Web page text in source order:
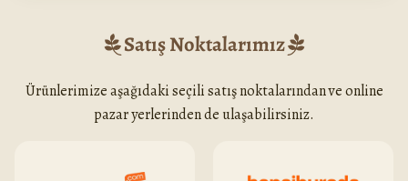
Satış Noktalarımız
Ürünlerimize aşağıdaki seçili satış noktalarından ve online
pazar yerlerinden de ulaşabilirsiniz.